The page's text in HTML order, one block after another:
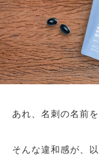
あれ、名刺の名前
そんな違和感が、